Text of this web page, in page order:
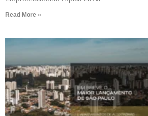
Read More »